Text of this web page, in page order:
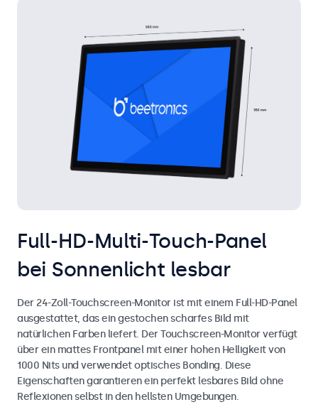
Full-HD-Multi-Touch-Panel
bei Sonnenlicht lesbar
Der 24-Zoll-Touchscreen-Monitor ist mit einem Full-HD-Panel
ausgestattet, das ein gestochen scharfes Bild mit
natürlichen Farben liefert. Der Touchscreen-Monitor verfügt
über ein mattes Frontpanel mit einer hohen Helligkeit von
1000 Nits und verwendet optisches Bonding. Diese
Eigenschaften garantieren ein perfekt lesbares Bild ohne
Reflexionen selbst in den hellsten Umgebungen.